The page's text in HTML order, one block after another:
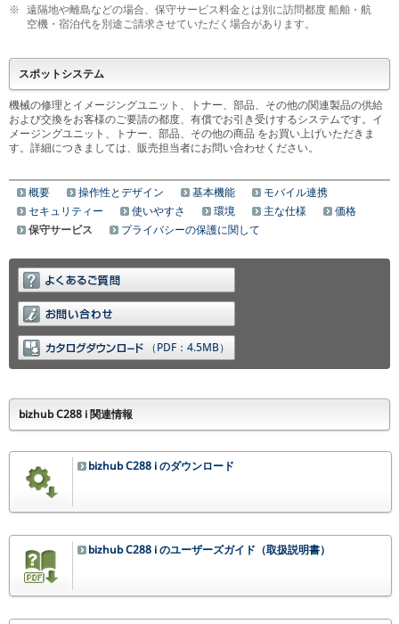
※ 遠隔地や離島などの場合、保守サービス料金とは別に訪問都度 船舶・航
空機・宿泊代を別途ご請求させていただく場合があります。
スポットシステム
機械の修理とイメージングユニット、トナー、部品、その他の関連製品の供給
および交換をお客様のご要請の都度、有償でお引き受けするシステムです。イ
メージングユニット、トナー、部品、その他の商品 をお買い上げいただきま
す。詳細につきましては、販売担当者にお問い合わせください。
概要 操作性とデザイン 基本機能
モバイル連携
セキュリティー
使いやすさ 環境 主な仕様
価格
保守サービス
プライバシーの保護に関して
（PDF：4.5MB）
bizhub C288 i 関連情報
bizhub C288 i のダウンロード
bizhub C288 i のユーザーズガイド（取扱説明書）